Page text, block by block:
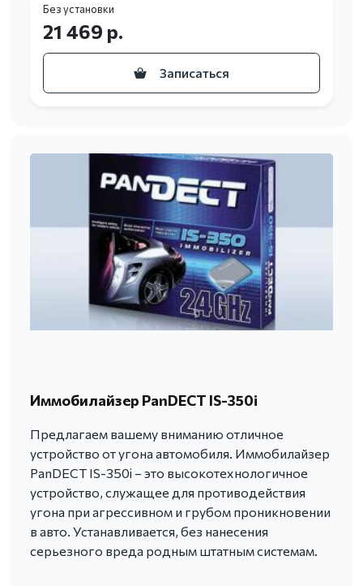
Без установки
21 469 р.
Записаться
Иммобилайзер PanDECT IS-350i
Предлагаем вашему вниманию отличное
устройство от угона автомобиля. Иммобилайзер
PanDECT IS-350i – это высокотехнологичное
устройство, служащее для противодействия
угона при агрессивном и грубом проникновении
в авто. Устанавливается, без нанесения
серьезного вреда родным штатным системам.